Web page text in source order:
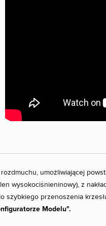
umożliwiającej
wysokociśnieninowy), z
szybkiego przenoszenia
Modelu".